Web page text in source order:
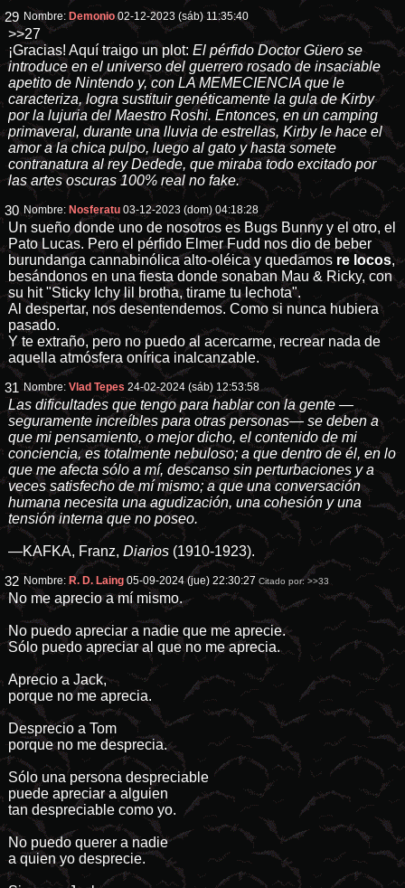
29 Nombre: Demonio 02-12-2023 (sáb) 11:35:40
>>27
¡Gracias! Aquí traigo un plot: El pérfido Doctor Güero se
introduce en el universo del guerrero rosado de insaciable
apetito de Nintendo y, con LA MEMECIENCIA que le
caracteriza, logra sustituir genéticamente la gula de Kirby
por la lujuria del Maestro Roshi. Entonces, en un camping
primaveral, durante una lluvia de estrellas, Kirby le hace el
amor a la chica pulpo, luego al gato y hasta somete
contranatura al rey Dedede, que miraba todo excitado por
las artes oscuras 100% real no fake.
30 Nombre: Nosferatu 03-12-2023 (dom) 04:18:28
Un sueño donde uno de nosotros es Bugs Bunny y el otro, el
Pato Lucas. Pero el pérfido Elmer Fudd nos dio de beber
burundanga cannabinólica alto-oléica y quedamos re locos,
besándonos en una fiesta donde sonaban Mau & Ricky, con
su hit "Sticky Ichy lil brotha, tirame tu lechota".
Al despertar, nos desentendemos. Como si nunca hubiera
pasado.
Y te extraño, pero no puedo al acercarme, recrear nada de
aquella atmósfera onírica inalcanzable.
31 Nombre:Vlad Tepes 24-02-2024 (sáb) 12:53:58
Las dificultades que tengo para hablar con la gente —
seguramente increíbles para otras personas— se deben a
que mi pensamiento, o mejor dicho, el contenido de mi
conciencia, es totalmente nebuloso; a que dentro de él, en lo
que me afecta sólo a mí, descanso sin perturbaciones y a
veces satisfecho de mí mismo; a que una conversación
humana necesita una agudización, una cohesión y una
tensión interna que no poseo.
—KAFKA, Franz, Diarios (1910-1923).
32 Nombre: R. D. Laing 05-09-2024 (jue) 22:30:27 Citado por:>>33
No me aprecio a mí mismo.
No puedo apreciar a nadie que me aprecie.
Sólo puedo apreciar al que no me aprecia.
Aprecio a Jack,
porque no me aprecia.
Desprecio a Tom
porque no me desprecia.
Sólo una persona despreciable
puede apreciar a alguien
tan despreciable como yo.
No puedo querer a nadie
a quien yo desprecie.